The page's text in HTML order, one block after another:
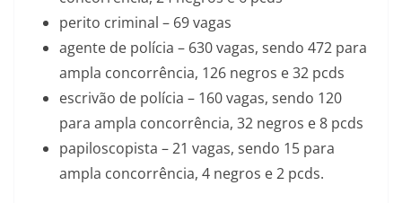
perito criminal – 69 vagas
agente de polícia – 630 vagas, sendo 472 para
ampla concorrência, 126 negros e 32 pcds
escrivão de polícia – 160 vagas, sendo 120
para ampla concorrência, 32 negros e 8 pcds
papiloscopista – 21 vagas, sendo 15 para
ampla concorrência, 4 negros e 2 pcds.